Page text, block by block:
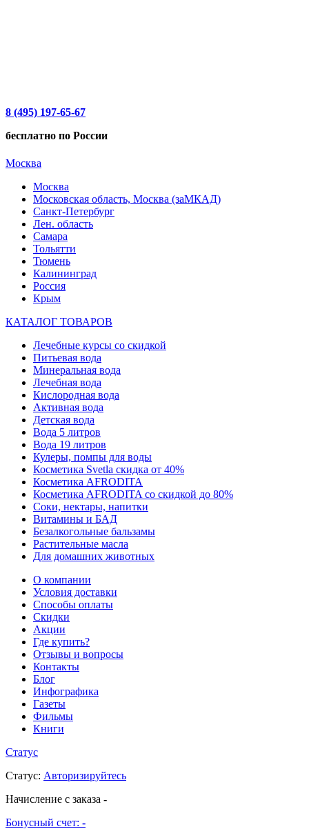
8 (495) 197-65-67
бесплатно по России
Москва
Москва
Московская область, Москва (заМКАД)
Санкт-Петербург
Лен. область
Самара
Тольятти
Тюмень
Калининград
Россия
Крым
КАТАЛОГ ТОВАРОВ
Лечебные курсы со скидкой
Питьевая вода
Минеральная вода
Лечебная вода
Кислородная вода
Активная вода
Детская вода
Вода 5 литров
Вода 19 литров
Кулеры, помпы для воды
Косметика Svetla скидка от 40%
Косметика AFRODITA
Косметика AFRODITA со скидкой до 80%
Соки, нектары, напитки
Витамины и БАД
Безалкогольные бальзамы
Растительные масла
Для домашних животных
О компании
Условия доставки
Способы оплаты
Скидки
Акции
Где купить?
Отзывы и вопросы
Контакты
Блог
Инфографика
Газеты
Фильмы
Книги
Статус
Статус: Авторизируйтесь
Начисление с заказа -
Бонусный счет: -